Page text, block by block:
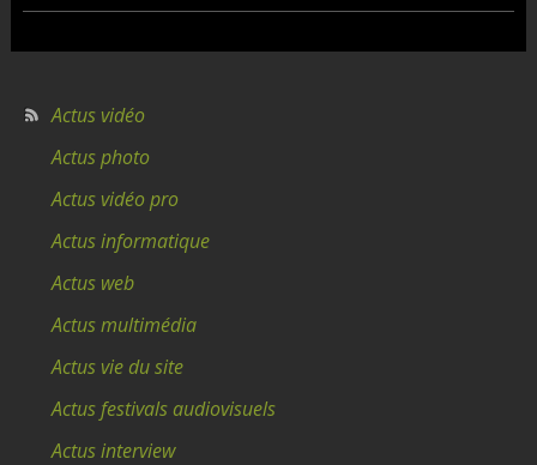
Actus vidéo
Actus photo
Actus vidéo pro
Actus informatique
Actus web
Actus multimédia
Actus vie du site
Actus festivals audiovisuels
Actus interview